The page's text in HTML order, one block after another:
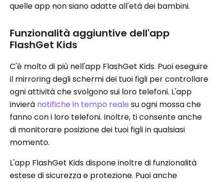
quelle app non siano adatte all'età dei bambini.
Funzionalità aggiuntive dell'app
FlashGet Kids
C'è molto di più nell'app FlashGet Kids. Puoi eseguire
il mirroring degli schermi dei tuoi figli per controllare
ogni attività che svolgono sui loro telefoni. L'app
invierà notifiche in tempo reale su ogni mossa che
fanno con i loro telefoni. Inoltre, ti consente anche
di monitorare posizione dei tuoi figli in qualsiasi
momento.
L'app FlashGet Kids dispone inoltre di funzionalità
estese di sicurezza e protezione. Puoi anche